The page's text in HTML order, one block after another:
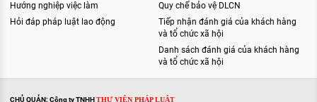
Hướng nghiệp việc làm
Hỏi đáp pháp luật lao động
Quy chế bảo vệ DLCN
Tiếp nhận đánh giá của khách hàng
và tổ chức xã hội
Danh sách đánh giá của khách hàng
và tổ chức xã hội
CHỦ QUẢN: Công ty TNHHTHƯ VIỆN PHÁP LUẬT